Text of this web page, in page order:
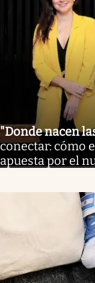
"Donde nacen
conectar: cómo
apuesta por el